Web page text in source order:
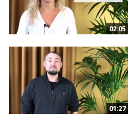
02:05
01:27